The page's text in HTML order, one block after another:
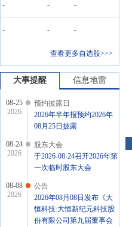
- - -
- - -
查看更多自选股>>>
大事提醒 信息地雷
08-25
2026
预约披露日
2026年半年报预约2026年
08月25日披露
08-24
2026
股东大会
于2026-08-24召开2026年第
一次临时股东大会
08-08
2026
公告
2026年08月08日发布《大
恒科技:大恒新纪元科技股
份有限公司第九届董事会